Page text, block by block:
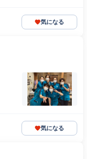
気になる
気になる